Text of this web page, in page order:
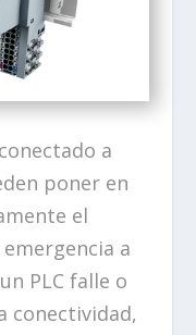
a
poner en
el
a
PLC falle o
conectividad,